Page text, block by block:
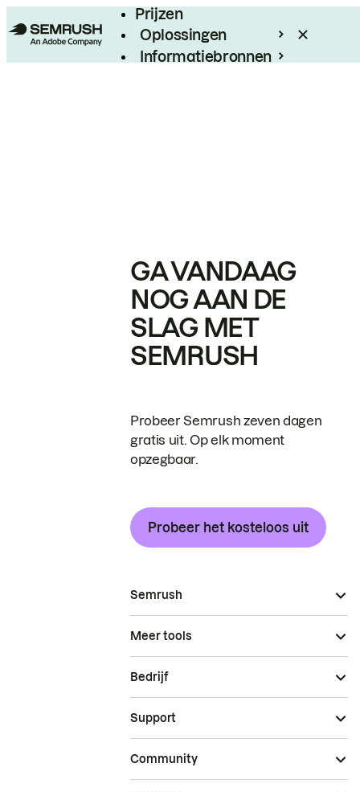
Prijzen
Oplossingen
Informatiebronnen
GA VANDAAG
NOG AAN DE
SLAG MET
SEMRUSH
Probeer Semrush zeven dagen
gratis uit. Op elk moment
opzegbaar.
Probeer het kosteloos uit
Semrush
Meer tools
Bedrijf
Support
Community